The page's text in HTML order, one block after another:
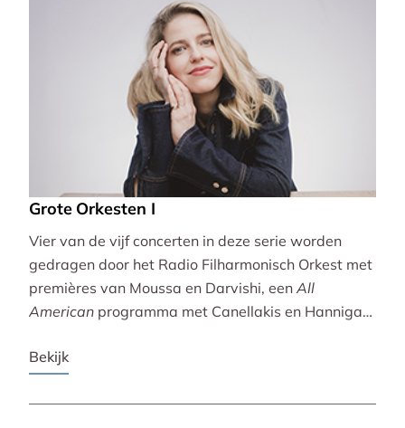
Grote Orkesten I
Vier van de vijf concerten in deze serie worden
gedragen door het Radio Filharmonisch Orkest met
premières van Moussa en Darvishi, een All
American programma met Canellakis en Hannigan
Amerikaans slagwerk.
Bekijk